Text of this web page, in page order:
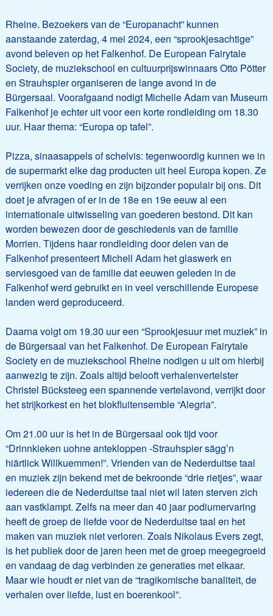
Rheine. Bezoekers van de “Europanacht” kunnen
aanstaande zaterdag, 4 mei 2024, een “sprookjesachtige”
avond beleven op het Falkenhof. De European Fairytale
Society, de muziekschool en cultuurprijswinnaars Otto Pötter
en Strauhspier organiseren de lange avond in de
Bürgersaal. Voorafgaand nodigt Michelle Adam van Museum
Falkenhof je echter uit voor een korte rondleiding om 18.30
uur. Haar thema: “Europa op tafel”.
Pizza, sinaasappels of schelvis: tegenwoordig kunnen we in
de supermarkt elke dag producten uit heel Europa kopen. Ze
verrijken onze voeding en zijn bijzonder populair bij ons. Dit
doet je afvragen of er in de 18e en 19e eeuw al een
internationale uitwisseling van goederen bestond. Dit kan
worden bewezen door de geschiedenis van de familie
Morrien. Tijdens haar rondleiding door delen van de
Falkenhof presenteert Michell Adam het glaswerk en
serviesgoed van de familie dat eeuwen geleden in de
Falkenhof werd gebruikt en in veel verschillende Europese
landen werd geproduceerd.
Daarna volgt om 19.30 uur een “Sprookjesuur met muziek” in
de Bürgersaal van het Falkenhof. De European Fairytale
Society en de muziekschool Rheine nodigen u uit om hierbij
aanwezig te zijn. Zoals altijd belooft verhalenvertelster
Christel Bücksteeg een spannende vertelavond, verrijkt door
het strijkorkest en het blokfluitensemble “Alegria”.
Om 21.00 uur is het in de Bürgersaal ook tijd voor
“Drinnkieken uohne antekloppen -Strauhspier sägg’n
hiärtlick Willkuemmen!”. Vrienden van de Nederduitse taal
en muziek zijn bekend met de bekroonde “drie rietjes”, waar
iedereen die de Nederduitse taal niet wil laten sterven zich
aan vastklampt. Zelfs na meer dan 40 jaar podiumervaring
heeft de groep de liefde voor de Nederduitse taal en het
maken van muziek niet verloren. Zoals Nikolaus Evers zegt,
is het publiek door de jaren heen met de groep meegegroeid
en vandaag de dag verbinden ze generaties met elkaar.
Maar wie houdt er niet van de “tragikomische banaliteit, de
verhalen over liefde, lust en boerenkool”.